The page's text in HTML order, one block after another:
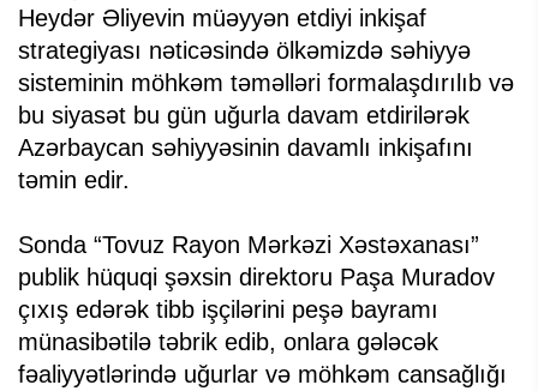
Heydər Əliyevin müəyyən etdiyi inkişaf
strategiyası nəticəsində ölkəmizdə səhiyyə
sisteminin möhkəm təməlləri formalaşdırılıb və
bu siyasət bu gün uğurla davam etdirilərək
Azərbaycan səhiyyəsinin davamlı inkişafını
təmin edir.
Sonda “Tovuz Rayon Mərkəzi Xəstəxanası”
publik hüquqi şəxsin direktoru Paşa Muradov
çıxış edərək tibb işçilərini peşə bayramı
münasibətilə təbrik edib, onlara gələcək
fəaliyyətlərində uğurlar və möhkəm cansağlığı